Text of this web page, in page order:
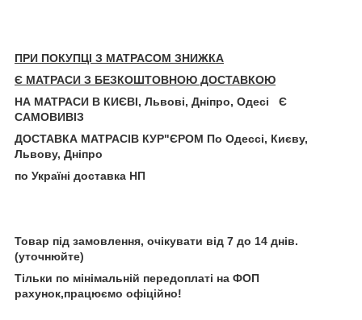
ПРИ ПОКУПЦІ З МАТРАСОМ ЗНИЖКА
Є МАТРАСИ З БЕЗКОШТОВНОЮ ДОСТАВКОЮ
НА МАТРАСИ В КИЄВІ, Львові, Дніпро, Одесі Є
САМОВИВІЗ
ДОСТАВКА МАТРАСІВ КУР"ЄРОМ По Одессі, Києву,
Львову, Дніпро
по Україні доставка НП
Товар під замовлення, очікувати від 7 до 14 днів.
(уточнюйте)
Тільки по мінімальній передоплаті на ФОП
рахунок,працюємо офіційно!